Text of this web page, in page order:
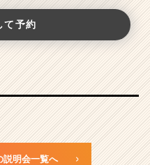
て予約
説明会一覧へ